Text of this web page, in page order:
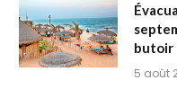
butoir
5 août